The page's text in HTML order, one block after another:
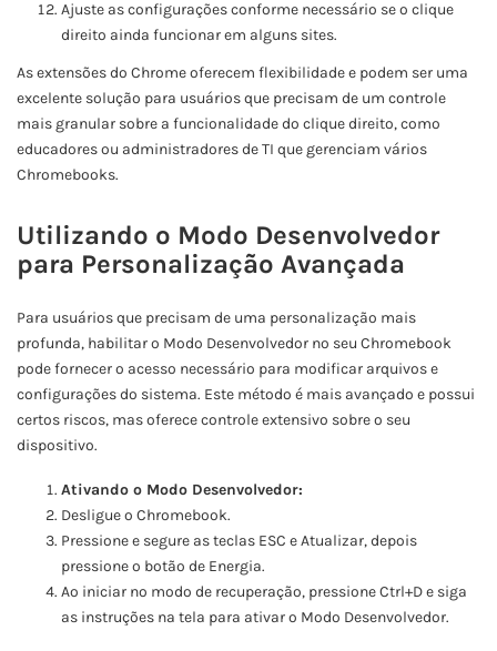
Ajuste as configurações conforme necessário se o clique
direito ainda funcionar em alguns sites.
As extensões do Chrome oferecem flexibilidade e podem ser uma
excelente solução para usuários que precisam de um controle
mais granular sobre a funcionalidade do clique direito, como
educadores ou administradores de TI que gerenciam vários
Chromebooks.
Utilizando o Modo Desenvolvedor
para Personalização Avançada
Para usuários que precisam de uma personalização mais
profunda, habilitar o Modo Desenvolvedor no seu Chromebook
pode fornecer o acesso necessário para modificar arquivos e
configurações do sistema. Este método é mais avançado e possui
certos riscos, mas oferece controle extensivo sobre o seu
dispositivo.
Ativando o Modo Desenvolvedor:
Desligue o Chromebook.
Pressione e segure as teclas ESC e Atualizar, depois
pressione o botão de Energia.
Ao iniciar no modo de recuperação, pressione Ctrl+D e siga
as instruções na tela para ativar o Modo Desenvolvedor.